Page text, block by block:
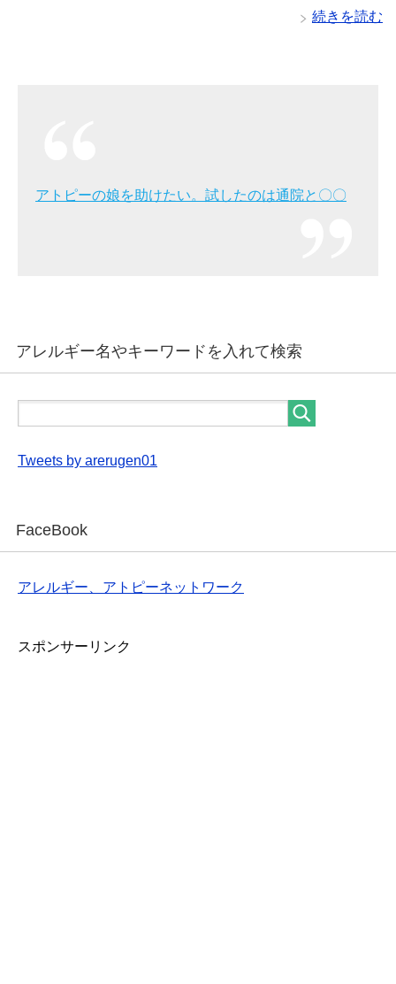
続きを読む
アトピーの娘を助けたい。試したのは通院と〇〇
アレルギー名やキーワードを入れて検索
Tweets by arerugen01
FaceBook
アレルギー、アトピーネットワーク
スポンサーリンク